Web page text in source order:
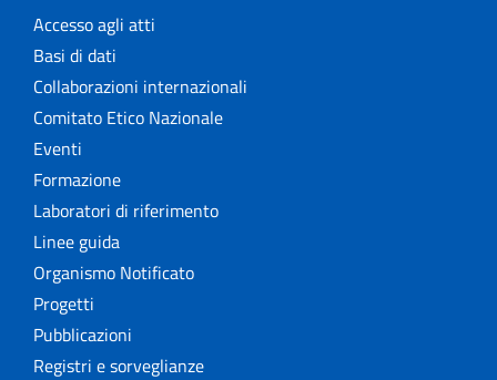
Accesso agli atti
Basi di dati
Collaborazioni internazionali
Comitato Etico Nazionale
Eventi
Formazione
Laboratori di riferimento
Linee guida
Organismo Notificato
Progetti
Pubblicazioni
Registri e sorveglianze